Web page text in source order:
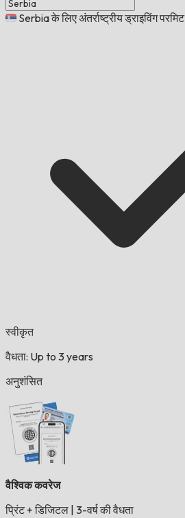
Serbia के लिए अंतर्राष्ट्रीय ड्राइविंग परमिट
स्वीकृत
वैधता: Up to 3 years
अनुशंसित
वैश्विक कवरेज
प्रिंट + डिजिटल 3-वर्ष की वैधता